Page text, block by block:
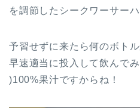
を調節したシークワーサー
予習せずに来たら何のボト
早速適当に投入して飲んで
)100%果汁ですからね！